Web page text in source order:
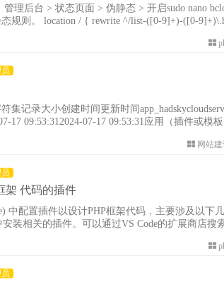
理后台 > 状态页面 > 伪静态 > 开启sudo nano
/index.php?c=list&sorti
集记录大小创建时间更新时间
17 09:53:312024-07-17 09:53:31应用（插件或模
网站建
架 代码的插件
置插件以设计PHP框架代码，主要涉及以下几个步骤： 1.
装相关的插件。可以通过VS Code的扩展商店搜
的配置项，例如指定PHP